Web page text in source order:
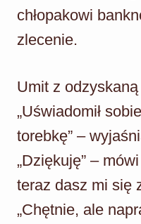
chłopakowi
zlecenie.
Umit z
„Uświadomił
torebkę” –
„Dziękuję” –
teraz dasz mi się
„Chętnie, ale